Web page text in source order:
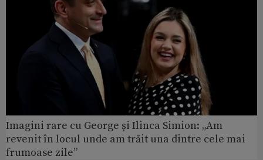
Imagini rare cu George și Ilinca Simion: „Am
revenit în locul unde am trăit una dintre cele mai
frumoase zile”